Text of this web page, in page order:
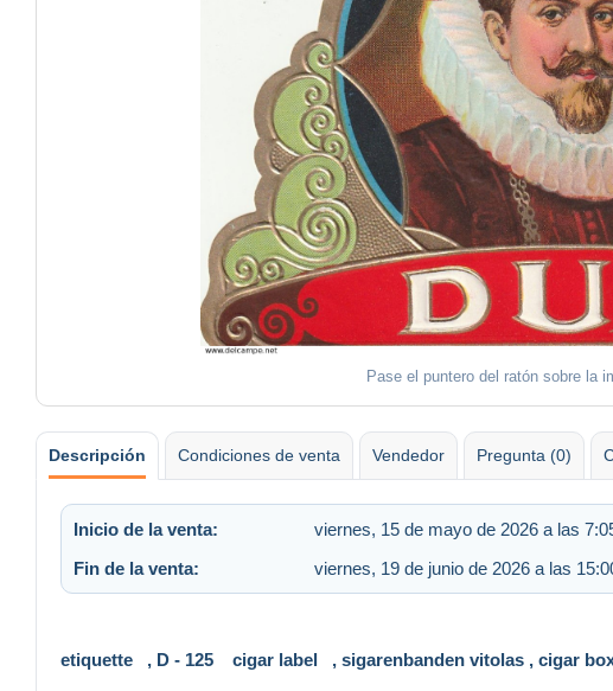
Pase el puntero del ratón sobre la
Descripción Condiciones de venta Vendedor Pregunta (0)
Inicio de la venta: viernes, 15 de mayo de 2026 a las
Fin de la venta:
viernes, 19 de junio de 2026 a las
etiquette , D - 125 cigar label , sigarenbanden vitolas , cigar